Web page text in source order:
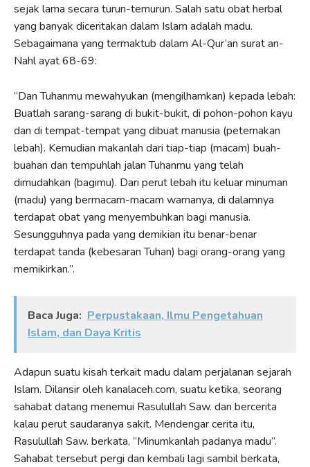
sejak lama secara turun-temurun. Salah satu obat herbal
yang banyak diceritakan dalam Islam adalah madu.
Sebagaimana yang termaktub dalam Al-Qur’an surat an-
Nahl ayat 68-69:
“Dan Tuhanmu mewahyukan (mengilhamkan) kepada lebah:
Buatlah sarang-sarang di bukit-bukit, di pohon-pohon kayu
dan di tempat-tempat yang dibuat manusia (peternakan
lebah). Kemudian makanlah dari tiap-tiap (macam) buah-
buahan dan tempuhlah jalan Tuhanmu yang telah
dimudahkan (bagimu). Dari perut lebah itu keluar minuman
(madu) yang bermacam-macam warnanya, di dalamnya
terdapat obat yang menyembuhkan bagi manusia.
Sesungguhnya pada yang demikian itu benar-benar
terdapat tanda (kebesaran Tuhan) bagi orang-orang yang
memikirkan.”.
Baca Juga: Perpustakaan, Ilmu Pengetahuan
Islam, dan Daya Kritis
Adapun suatu kisah terkait madu dalam perjalanan sejarah
Islam. Dilansir oleh kanalaceh.com, suatu ketika, seorang
sahabat datang menemui Rasulullah Saw. dan bercerita
kalau perut saudaranya sakit. Mendengar cerita itu,
Rasulullah Saw. berkata, ”Minumkanlah padanya madu”.
Sahabat tersebut pergi dan kembali lagi sambil berkata,